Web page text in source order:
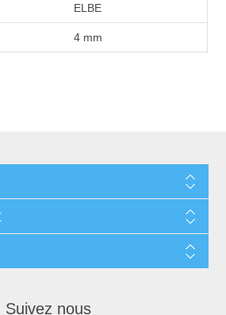
ELBE
4 mm
Suivez nous